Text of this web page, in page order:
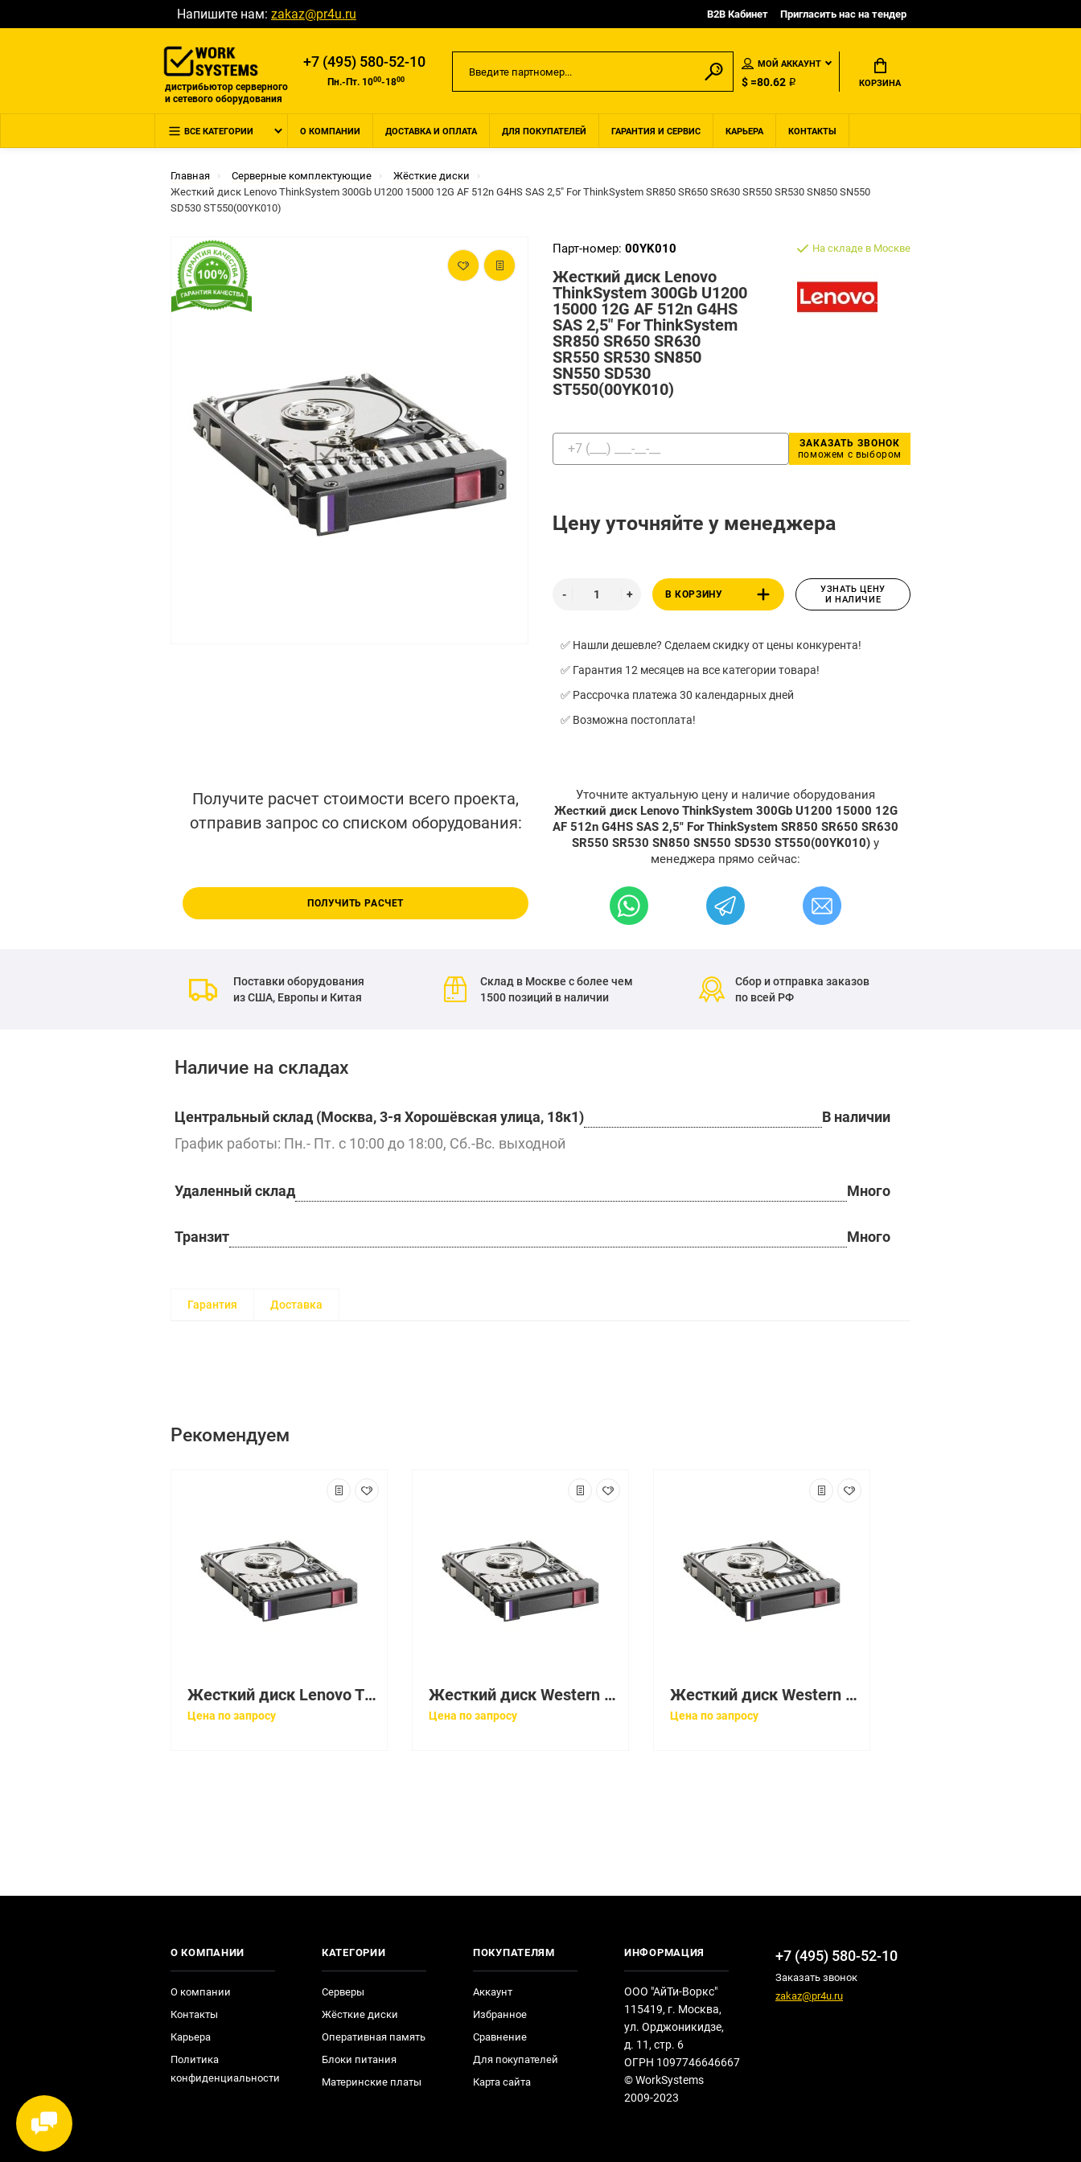
Напишите нам: zakaz@pr4u.ru B2B Кабинет Пригласить нас на тендер
дистрибьютор серверного
и сетевого оборудования
+7 (495) 580-52-10
Пн.-Пт. 1000-1800
МОЙ АККАУНТ
$ =80.62 ₽ КОРЗИНА
ВСЕ КАТЕГОРИИ О КОМПАНИИ ДОСТАВКА И ОПЛАТА ДЛЯ ПОКУПАТЕЛЕЙ ГАРАНТИЯ И СЕРВИС КАРЬЕРА КОНТАКТЫ
Главная Серверные комплектующие
Жёсткие диски
Жесткий диск Lenovo ThinkSystem 300Gb U1200 15000 12G AF 512n G4HS SAS 2,5" For ThinkSystem SR850 SR650 SR630 SR550 SR530 SN850 SN550
SD530 ST550(00YK010)
Парт-номер: 00YK010
Жесткий диск Lenovo
ThinkSystem 300Gb U1200
15000 12G AF 512n G4HS
SAS 2,5" For ThinkSystem
SR850 SR650 SR630
SR550 SR530 SN850
SN550 SD530
ST550(00YK010)
На складе в Москве
ЗАКАЗАТЬ ЗВОНОК
поможем с выбором
Цену уточняйте у менеджера
В КОРЗИНУ
УЗНАТЬ ЦЕНУ
И НАЛИЧИЕ
✅ Нашли дешевле? Сделаем скидку от цены конкурента!
✅ Гарантия 12 месяцев на все категории товара!
✅ Рассрочка платежа 30 календарных дней
✅ Возможна постоплата!
Получите расчет стоимости всего проекта,
отправив запрос со списком оборудования:
ПОЛУЧИТЬ РАСЧЕТ
Уточните актуальную цену и наличие оборудования
Жесткий диск Lenovo ThinkSystem 300Gb U1200 15000 12G
AF 512n G4HS SAS 2,5" For ThinkSystem SR850 SR650 SR630
SR550 SR530 SN850 SN550 SD530 ST550(00YK010) у
менеджера прямо сейчас:
Поставки оборудования
из США, Европы и Китая
Склад в Москве с более чем
1500 позиций в наличии
Сбор и отправка заказов
по всей РФ
Наличие на складах
Центральный склад (Москва, 3-я Хорошёвская улица, 18к1)
В наличии
График работы: Пн.- Пт. с 10:00 до 18:00, Сб.-Вс. выходной
Удаленный склад Много
Транзит Много
Гарантия Доставка
Рекомендуем
Жесткий диск Lenovo ThinkSystem 300Gb U1200 15000 12G AF 512n G4HS SAS 2,5" For ThinkSystem SR850 SR650 SR630 SR550 SR530 SN850 SN550 SD530 ST550(SMD7A01859)
Цена по запросу
Жесткий диск Western Digital AV-25 500Gb (U300/5400/16Mb) SATAII 2,5"(WD5000LUCT-63Y8HY0)
Цена по запросу
Жесткий диск Western Digital Blue 2Tb (U600/5400/128Mb) 6G SATAIII 2,5"7mm(WD20SPZX-22CRAT0)
Цена по запросу
О КОМПАНИИ
О компании
Контакты
Карьера
Политика
конфиденциальности
КАТЕГОРИИ
Серверы
Жёсткие диски
Оперативная память
Блоки питания
Материнские платы
ПОКУПАТЕЛЯМ
Аккаунт
Избранное
Сравнение
Для покупателей
Карта сайта
ИНФОРМАЦИЯ
ООО "АйТи-Воркс"
115419, г. Москва,
ул. Орджоникидзе,
д. 11, стр. 6
ОГРН 1097746646667
© WorkSystems
2009-2023
+7 (495) 580-52-10
Заказать звонок
zakaz@pr4u.ru